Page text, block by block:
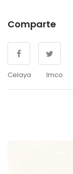
Comparte
Celaya Imco